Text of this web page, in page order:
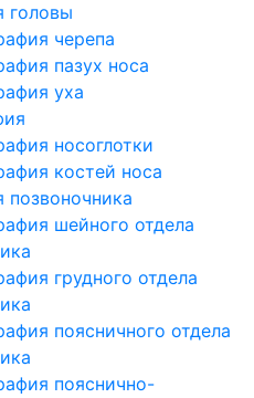
головы
черепа
пазух носа
уха
носоглотки
костей носа
позвоночника
шейного отдела
грудного отдела
поясничного отдела
пояснично-